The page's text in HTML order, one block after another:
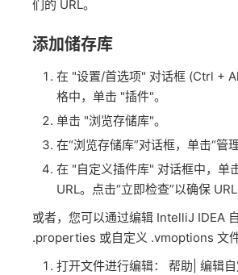
们的 URL。
添加储存库
在 "设置/首选项" 对话框 (Ctrl +
格中，单击 "插件"。
单击 "浏览存储库"。
在“浏览存储库”对话框，单击“管
在 "自定义插件库" 对话框中，单
URL。点击“立即检查”以确保 URL
或者，您可以通过编辑 IntelliJ IDEA
.properties 或自定义 .vmoptions 文件
打开文件进行编辑： 帮助| 编辑